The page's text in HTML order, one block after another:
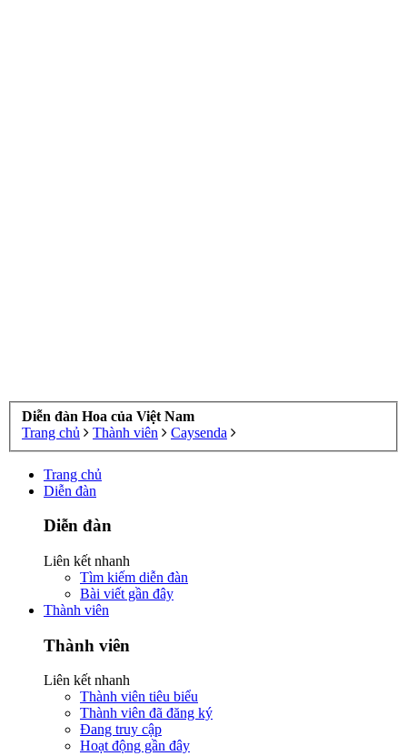
Diễn đàn Hoa của Việt Nam
Trang chủ
Thành viên Caysenda
Trang chủ
Diễn đàn
Diễn đàn
Liên kết nhanh
Tìm kiếm diễn đàn
Bài viết gần đây
Thành viên
Thành viên
Liên kết nhanh
Thành viên tiêu biểu
Thành viên đã đăng ký
Đang truy cập
Hoạt động gần đây